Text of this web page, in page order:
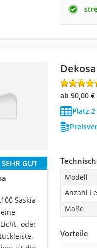
ab 90,00 €
Platz
SEHR GUT
Saskia
oder
Modell
Anzahl
Maße
Vorteile